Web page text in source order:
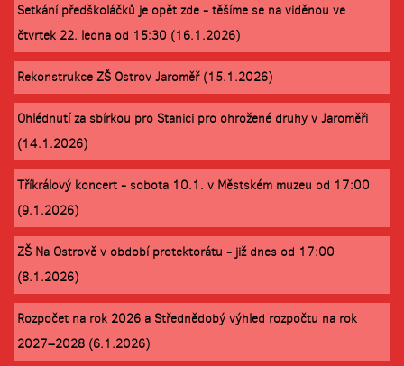
Setkání předškoláčků je opět zde - těšíme se na viděnou ve
čtvrtek 22. ledna od 15:30 (16.1.2026)
Rekonstrukce ZŠ Ostrov Jaroměř (15.1.2026)
Ohlédnutí za sbírkou pro Stanici pro ohrožené druhy v Jaroměři
(14.1.2026)
Tříkrálový koncert - sobota 10.1. v Městském muzeu od 17:00
(9.1.2026)
ZŠ Na Ostrově v období protektorátu - již dnes od 17:00
(8.1.2026)
Rozpočet na rok 2026 a Střednědobý výhled rozpočtu na rok
2027–2028 (6.1.2026)